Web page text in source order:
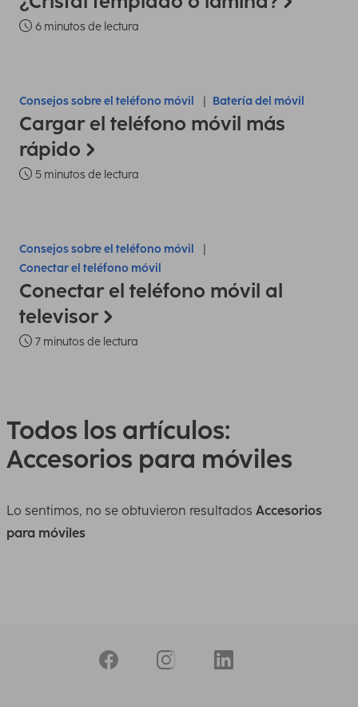
6 minutos de lectura
Consejos sobre el teléfono móvil Batería del móvil
Cargar el teléfono móvil más
rápido
5 minutos de lectura
Consejos sobre el teléfono móvil
Conectar el teléfono móvil
Conectar el teléfono móvil al
televisor
7 minutos de lectura
Todos los artículos:
Accesorios para móviles
Lo sentimos, no se obtuvieron resultados Accesorios
para móviles